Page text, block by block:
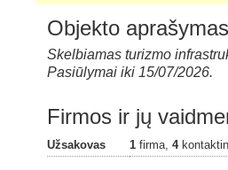
Objekto aprašymas
Skelbiamas turizmo
Pasiūlymai iki 15/07/2026.
Firmos ir jų
Užsakovas 1 firma,4